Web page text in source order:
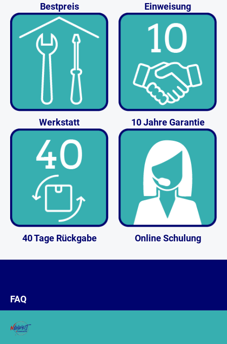
Bestpreis Einweisung
Werkstatt 10 Jahre Garantie
40 Tage Rückgabe Online Schulung
FAQ